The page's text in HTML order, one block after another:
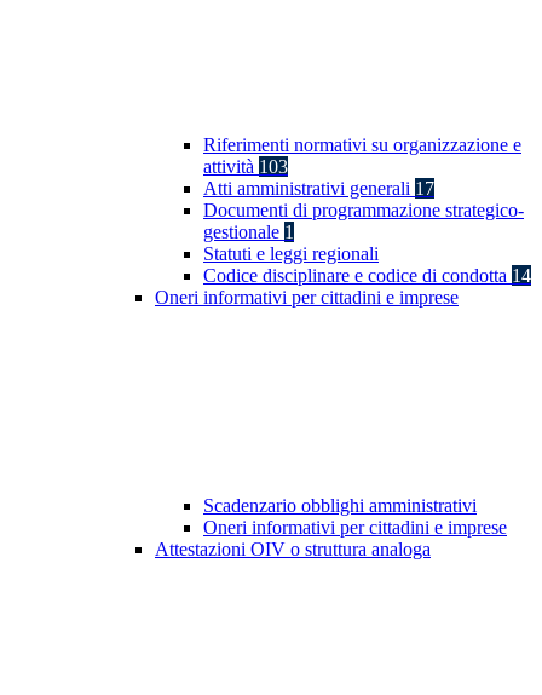
Riferimenti normativi su organizzazione e
attività 103
Atti amministrativi generali 17
Documenti di programmazione strategico-
gestionale 1
Statuti e leggi regionali
Codice disciplinare e codice di condotta 14
Oneri informativi per cittadini e imprese
Scadenzario obblighi amministrativi
Oneri informativi per cittadini e imprese
Attestazioni OIV o struttura analoga